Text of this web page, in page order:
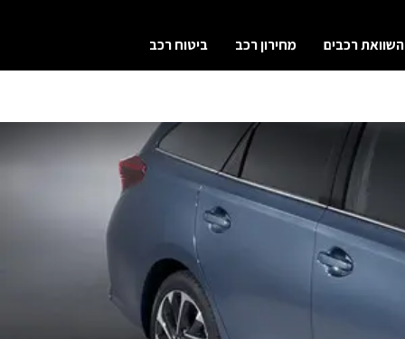
השוואת רכבים מחירון רכב ביטוח רכב